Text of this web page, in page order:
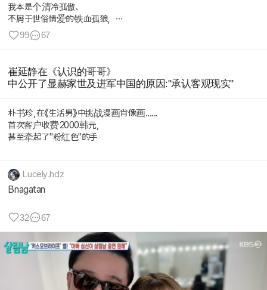
我本是个清冷孤傲、
不屑于世俗情爱的铁血孤狼，
直到李羲承带着183的身高、超绝的肩...
99 67
崔延静在《认识的哥哥》
中公开了显赫家世及进军中国的原因:"承认客观现实"
朴书珍,在《生活男》中挑战漫画肖像画......
首次客户收费2000韩元,
甚至牵起了"粉红色"的手
Lucely.hdz
Bnagatan
32 67